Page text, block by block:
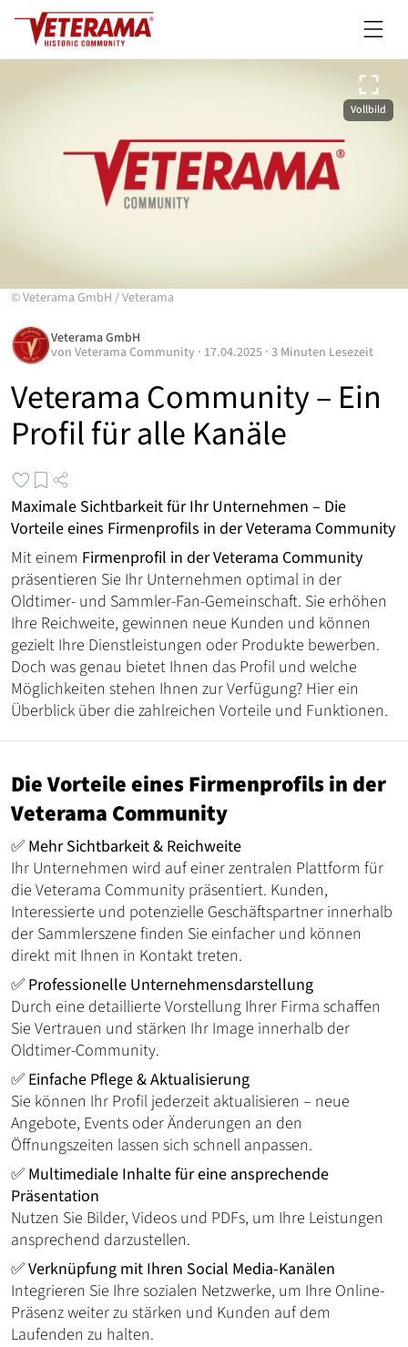
Vollbild
©Veterama GmbH /Veterama
Veterama Community – Ein
Profil für alle Kanäle
Veterama GmbH
von Veterama Community · 17.04.2025 · 3 Minuten Lesezeit
Maximale Sichtbarkeit für Ihr Unternehmen – Die
Vorteile eines Firmenprofils in der Veterama Community
Mit einem Firmenprofil in der Veterama Community
präsentieren Sie Ihr Unternehmen optimal in der
Oldtimer- und Sammler-Fan-Gemeinschaft. Sie erhöhen
Ihre Reichweite, gewinnen neue Kunden und können
gezielt Ihre Dienstleistungen oder Produkte bewerben.
Doch was genau bietet Ihnen das Profil und welche
Möglichkeiten stehen Ihnen zur Verfügung? Hier ein
Überblick über die zahlreichen Vorteile und Funktionen.
Die Vorteile eines Firmenprofils in der
Veterama Community
✅ Mehr Sichtbarkeit & Reichweite
Ihr Unternehmen wird auf einer zentralen Plattform für
die Veterama Community präsentiert. Kunden,
Interessierte und potenzielle Geschäftspartner innerhalb
der Sammlerszene finden Sie einfacher und können
direkt mit Ihnen in Kontakt treten.
✅ Professionelle Unternehmensdarstellung
Durch eine detaillierte Vorstellung Ihrer Firma schaffen
Sie Vertrauen und stärken Ihr Image innerhalb der
Oldtimer-Community.
✅ Einfache Pflege & Aktualisierung
Sie können Ihr Profil jederzeit aktualisieren – neue
Angebote, Events oder Änderungen an den
Öffnungszeiten lassen sich schnell anpassen.
✅ Multimediale Inhalte für eine ansprechende
Präsentation
Nutzen Sie Bilder, Videos und PDFs, um Ihre Leistungen
ansprechend darzustellen.
✅Verknüpfung mit Ihren Social Media-Kanälen
Integrieren Sie Ihre sozialen Netzwerke, um Ihre Online-
Präsenz weiter zu stärken und Kunden auf dem
Laufenden zu halten.